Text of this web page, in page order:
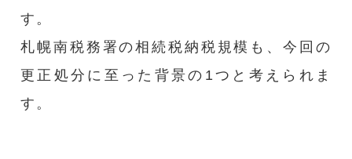
す。
札幌南税務署の相続税納税規模も、今回の
更正処分に至った背景の1つと考えられま
す。